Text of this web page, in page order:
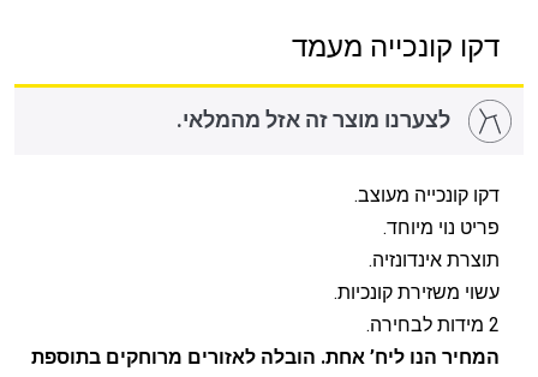
דקו קונכייה מעמד
לצערנו מוצר זה אזל מהמלאי.
דקו קונכייה מעוצב.
פריט נוי מיוחד.
תוצרת אינדונזיה.
עשוי משזירת קונכיות.
2 מידות לבחירה.
המחיר הנו ליח’ אחת. הובלה לאזורים מרוחקים בתוספת